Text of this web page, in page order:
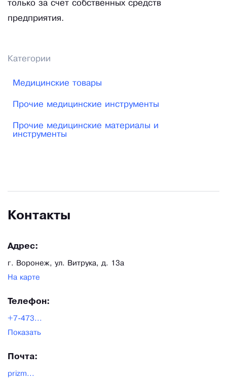
только за счет собственных средств
предприятия.
Категории
Медицинские товары
Прочие медицинские инструменты
Прочие медицинские материалы и
инструменты
Контакты
Адрес:
г. Воронеж, ул. Витрука, д. 13а
На карте
Телефон:
+7-473...
Показать
Почта:
prizm...